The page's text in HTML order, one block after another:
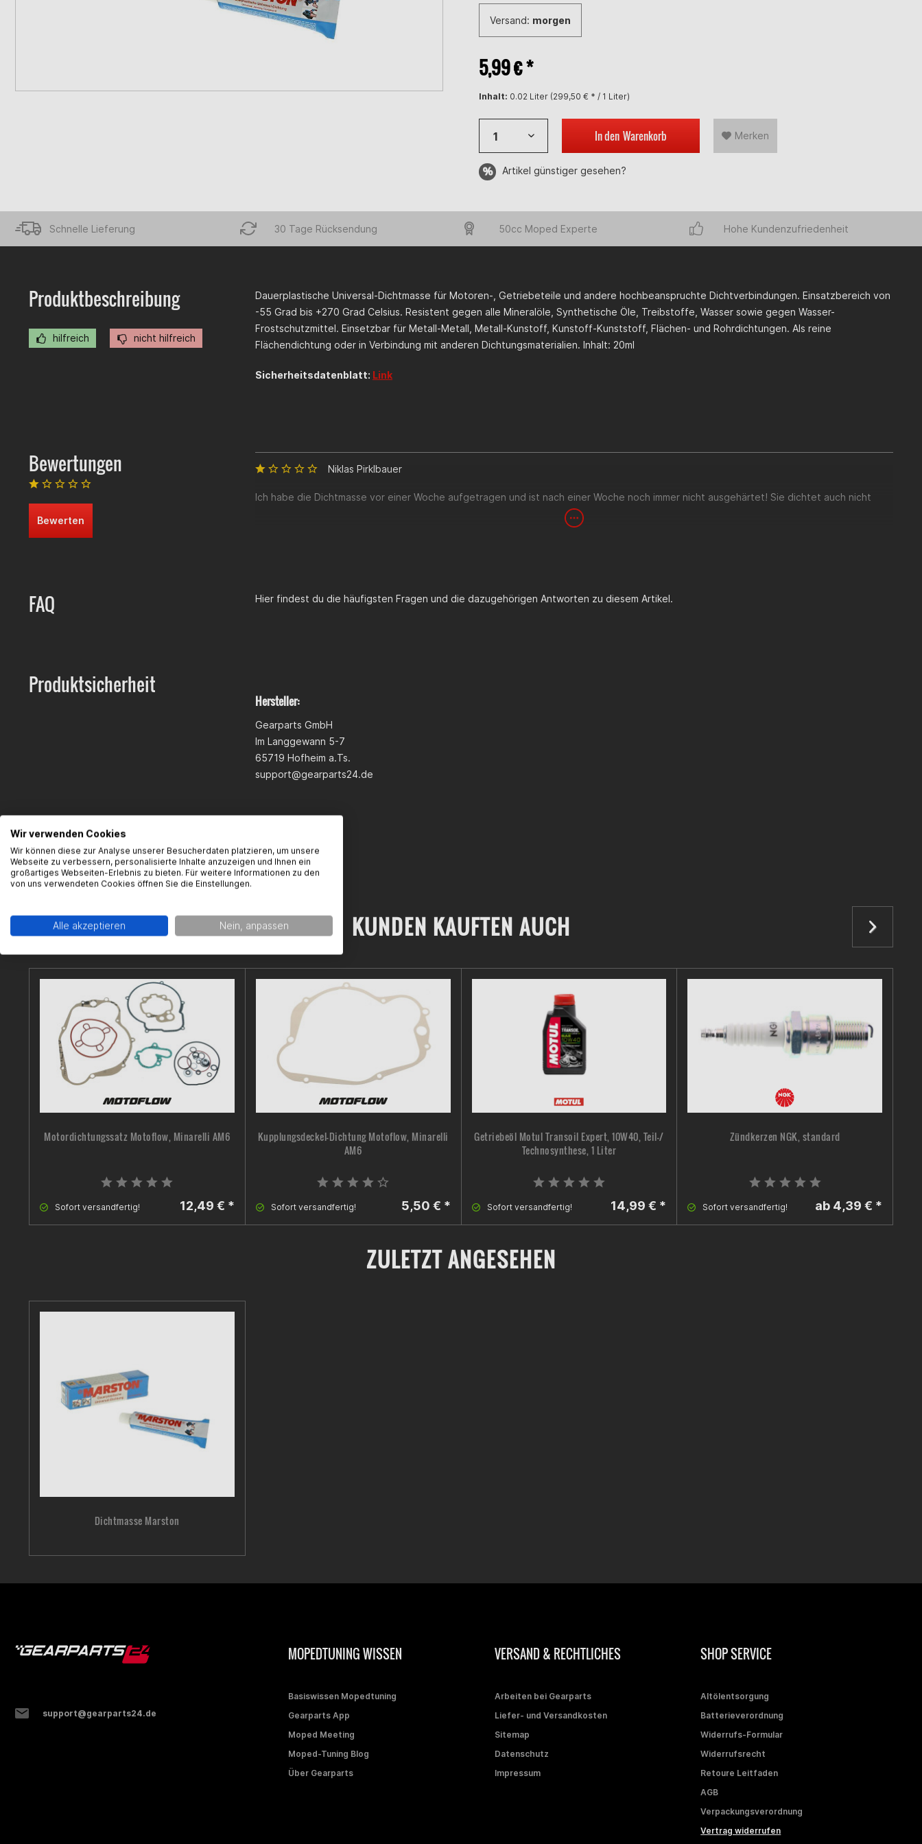
Versand: morgen
5,99 € *
Inhalt: 0.02 Liter (299,50 € * / 1 Liter)
In den Warenkorb Merken
Artikel günstiger gesehen?
Schnelle Lieferung 30 Tage Rücksendung 50cc Moped Experte Hohe Kundenzufriedenheit
Produktbeschreibung
hilfreich nicht hilfreich
Dauerplastische Universal-Dichtmasse für Motoren-, Getriebeteile und andere hochbeanspruchte Dichtverbindungen. Einsatzbereich von
-55 Grad bis +270 Grad Celsius. Resistent gegen alle Mineralöle, Synthetische Öle, Treibstoffe, Wasser sowie gegen Wasser-
Frostschutzmittel. Einsetzbar für Metall-Metall, Metall-Kunstoff, Kunstoff-Kunststoff, Flächen- und Rohrdichtungen. Als reine
Flächendichtung oder in Verbindung mit anderen Dichtungsmaterialien. Inhalt: 20ml
Sicherheitsdatenblatt: Link
Bewertungen
Bewerten
Niklas Pirklbauer
Ich habe die Dichtmasse vor einer Woche aufgetragen und ist nach einer Woche noch immer nicht ausgehärtet! Sie dichtet auch nicht
FAQ Hier findest du die häufigsten Fragen und die dazugehörigen Antworten zu diesem Artikel.
Produktsicherheit
Hersteller:
Gearparts GmbH
Im Langgewann 5-7
65719 Hofheim a.Ts.
support@gearparts24.de
KUNDEN KAUFTEN AUCH
Motordichtungssatz Motoflow, Minarelli AM6
Sofort versandfertig! 12,49 € *
Kupplungsdeckel-Dichtung Motoflow, Minarelli
AM6
Sofort versandfertig! 5,50 € *
Getriebeöl Motul Transoil Expert, 10W40, Teil-/
Technosynthese, 1 Liter
Sofort versandfertig! 14,99 € *
Zündkerzen NGK, standard
Sofort versandfertig! ab 4,39 € *
ZULETZT ANGESEHEN
Dichtmasse Marston
support@gearparts24.de
MOPEDTUNING WISSEN
Basiswissen Mopedtuning
Gearparts App
Moped Meeting
Moped-Tuning Blog
Über Gearparts
VERSAND & RECHTLICHES
Arbeiten bei Gearparts
Liefer- und Versandkosten
Sitemap
Datenschutz
Impressum
SHOP SERVICE
Altölentsorgung
Batterieverordnung
Widerrufs-Formular
Widerrufsrecht
Retoure Leitfaden
AGB
Verpackungsverordnung
Vertrag widerrufen
Wir verwenden Cookies
Wir können diese zur Analyse unserer Besucherdaten platzieren, um unsere
Webseite zu verbessern, personalisierte Inhalte anzuzeigen und Ihnen ein
großartiges Webseiten-Erlebnis zu bieten. Für weitere Informationen zu den
von uns verwendeten Cookies öffnen Sie die Einstellungen.
Alle akzeptieren Nein, anpassen